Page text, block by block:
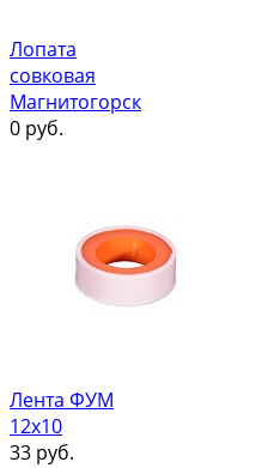
Лопата
совковая
Магнитогорск
0 руб.
Лента ФУМ
12х10
33 руб.